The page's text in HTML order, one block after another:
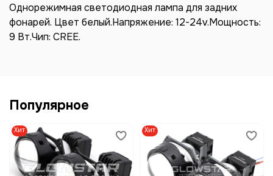
Однорежимная светодиодная лампа для задних
фонарей. Цвет белый.Напряжение: 12-24v.Мощность:
9 Вт.Чип: CREE.
Популярное
Хит Хит